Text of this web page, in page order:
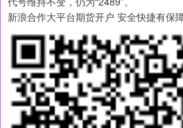
新浪合作大平台期货开户 安全快捷有保